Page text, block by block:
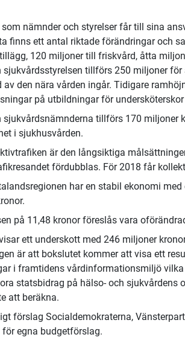
som nämnder och styrelser får till sina
finns ett antal riktade förändringar och
120 miljoner till friskvård, åtta
sjukvårdsstyrelsen tillförs 250 miljoner
av den nära vården ingår. Tidigare
på utbildningar för
sjukvårdsnämnderna tillförs 170
i sjukhusvården.
är den långsiktiga
fördubblas. För 2018 får
har en stabil ekonomi
på 11,48 kronor föreslås vara
ett underskott med 246 miljoner
är att bokslutet kommer att visa ett
i framtidens vårdinformationsmiljö
statsbidrag på hälso- och sjukvårdens
att beräkna.
förslag Socialdemokraterna,
egna budgetförslag.